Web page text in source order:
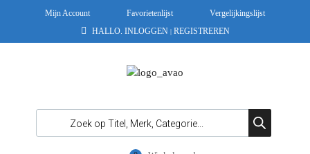
Mijn Account Favorietenlijst
Vergelijkingslijst
HALLO. INLOGGEN | REGISTREREN